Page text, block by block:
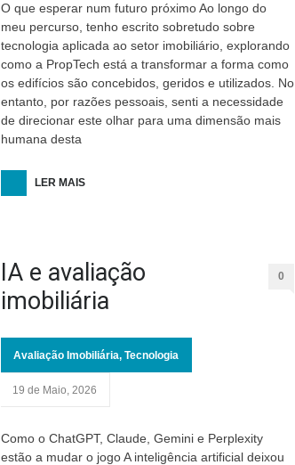
O que esperar num futuro próximo Ao longo do
meu percurso, tenho escrito sobretudo sobre
tecnologia aplicada ao setor imobiliário, explorando
como a PropTech está a transformar a forma como
os edifícios são concebidos, geridos e utilizados. No
entanto, por razões pessoais, senti a necessidade
de direcionar este olhar para uma dimensão mais
humana desta
LER MAIS
IA e avaliação
imobiliária
0
Avaliação Imobiliária, Tecnologia
19 de Maio, 2026
Como o ChatGPT, Claude, Gemini e Perplexity
estão a mudar o jogo A inteligência artificial deixou